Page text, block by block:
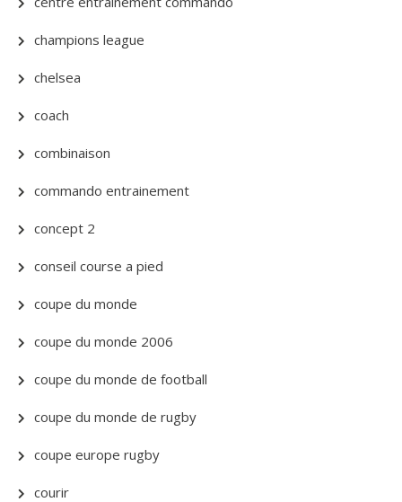
champions league
chelsea
coach
combinaison
commando entrainement
concept 2
conseil course a pied
coupe du monde
coupe du monde 2006
coupe du monde de football
coupe du monde de rugby
coupe europe rugby
courir